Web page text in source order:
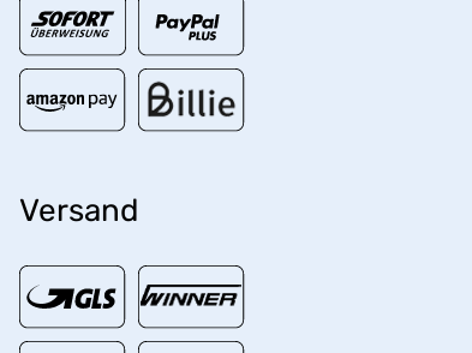
Versand